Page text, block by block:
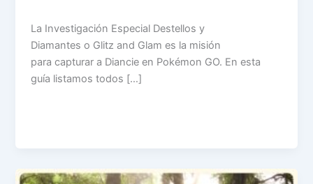
La Investigación Especial Destellos y
Diamantes o Glitz and Glam es la misión
para capturar a Diancie en Pokémon GO. En esta
guía listamos todos […]